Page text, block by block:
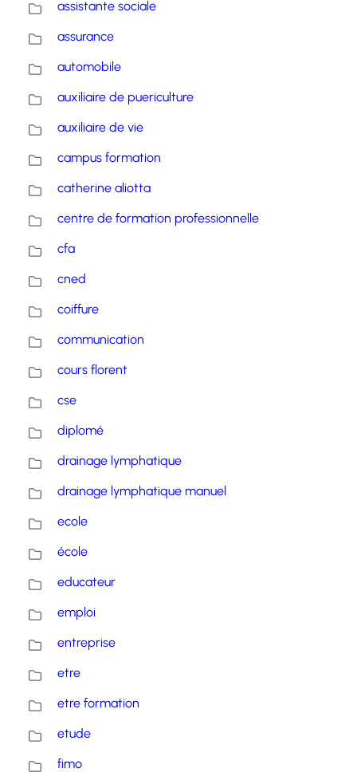
assistante sociale
assurance
automobile
auxiliaire de puericulture
auxiliaire de vie
campus formation
catherine aliotta
centre de formation professionnelle
cfa
cned
coiffure
communication
cours florent
cse
diplomé
drainage lymphatique
drainage lymphatique manuel
ecole
école
educateur
emploi
entreprise
etre
etre formation
etude
fimo